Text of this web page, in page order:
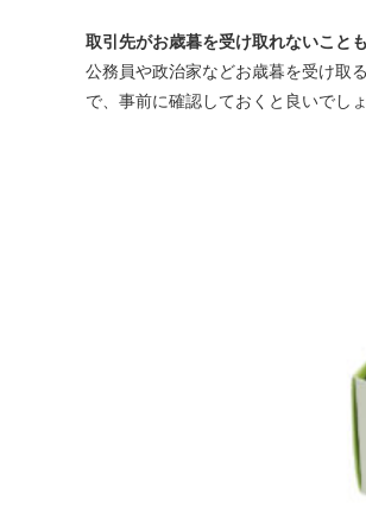
取引先がお歳暮を受け取れないことも
公務員や政治家などお歳暮を受け取
で、事前に確認しておくと良いでしょ